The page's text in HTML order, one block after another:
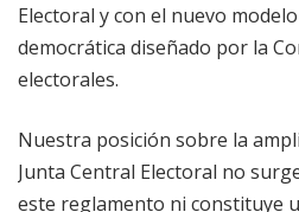
Electoral y con el nuevo
democrática diseñado por la
electorales.
Nuestra posición sobre la
Junta Central Electoral no
este reglamento ni constituye